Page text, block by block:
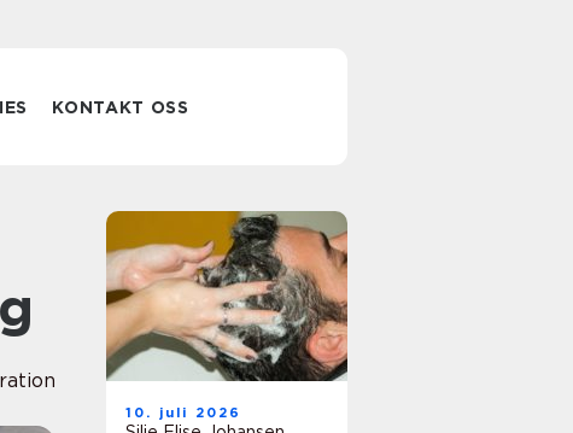
KONTAKT OSS
10. juli 2026